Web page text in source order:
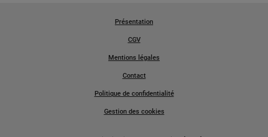
Présentation
CGV
Mentions légales
Contact
Politique de confidentialité
Gestion des cookies